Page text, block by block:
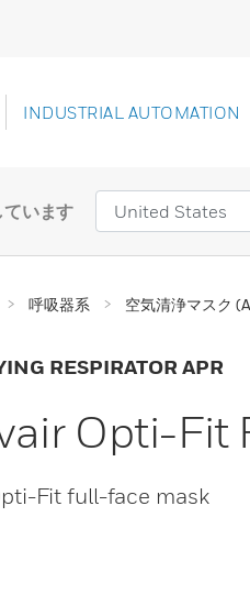
INDUSTRIAL AUTOMATION
います
呼吸器系 空気清浄マスク
RESPIRATOR APR
Opti-Fit
Fit full-face mask